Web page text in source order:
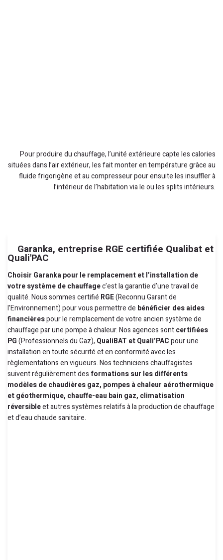
Pour produire du chauffage, l’unité extérieure capte les calories
situées dans l’air extérieur, les fait monter en température grâce au
fluide frigorigène et au compresseur pour ensuite les insuffler à
l’intérieur de l’habitation via le ou les splits intérieurs.
Garanka, entreprise RGE certifiée Qualibat et
Quali'PAC
Choisir Garanka pour le remplacement et l’installation de
votre système de chauffagec’est la garantie d’une travail de
qualité. Nous sommes certifié RGE(Reconnu Garant de
l’Environnement) pour vous permettre de bénéficier des aides
financièrespour le remplacement de votre ancien système de
chauffage par une pompe à chaleur. Nos agences sontcertifiées
PG(Professionnels du Gaz), QualiBAT et Quali’PACpour une
installation en toute sécurité et en conformité avec les
règlementations en vigueurs. Nos techniciens chauffagistes
suivent régulièrement des formations sur les différents
modèles de chaudières gaz, pompes à chaleur aérothermique
et géothermique, chauffe-eau bain gaz, climatisation
réversibleet autres systèmes relatifs à la production de chauffage
et d’eau chaude sanitaire.